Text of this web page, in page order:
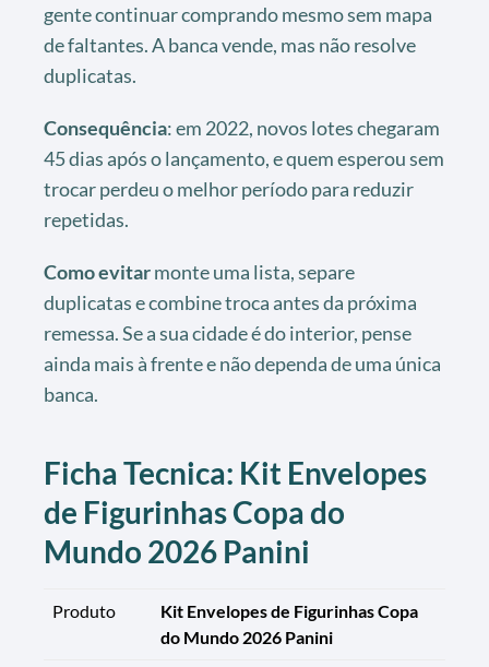
gente continuar comprando mesmo sem mapa
de faltantes. A banca vende, mas não resolve
duplicatas.
Consequência: em 2022, novos lotes chegaram
45 dias após o lançamento, e quem esperou sem
trocar perdeu o melhor período para reduzir
repetidas.
Como evitarmonte uma lista, separe
duplicatas e combine troca antes da próxima
remessa. Se a sua cidade é do interior, pense
ainda mais à frente e não dependa de uma única
banca.
Ficha Tecnica: Kit Envelopes
de Figurinhas Copa do
Mundo 2026 Panini
Produto
Kit Envelopes de Figurinhas Copa
do Mundo 2026 Panini